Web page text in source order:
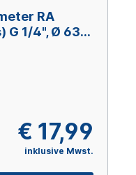
RA
G 1/4", Ø 63
€ 17,99
inklusive Mwst.